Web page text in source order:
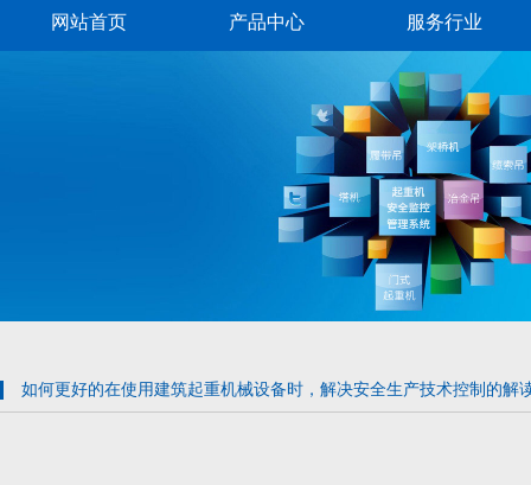
网站首页 产品中心 服务行业
如何更好的在使用建筑起重机械设备时，解决安全生产技术控制的解